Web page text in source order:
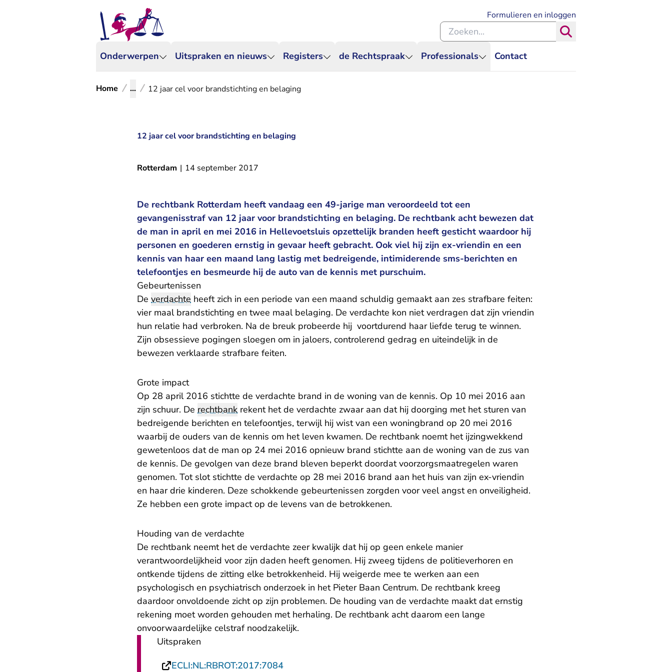
Onderwerpen Uitspraken en nieuws Registers de Rechtspraak Professionals Contact
Formulieren en inloggen
Zoeken binnen de Rechtspraak
Home ... 12 jaar cel voor brandstichting en belaging
12 jaar cel voor brandstichting en belaging
Rotterdam | 14 september 2017
De rechtbank Rotterdam heeft vandaag een 49-jarige man veroordeeld tot een
gevangenisstraf van 12 jaar voor brandstichting en belaging. De rechtbank acht bewezen dat
de man in april en mei 2016 in Hellevoetsluis opzettelijk branden heeft gesticht waardoor hij
personen en goederen ernstig in gevaar heeft gebracht. Ook viel hij zijn ex-vriendin en een
kennis van haar een maand lang lastig met bedreigende, intimiderende sms-berichten en
telefoontjes en besmeurde hij de auto van de kennis met purschuim.
Gebeurtenissen
De verdachte heeft zich in een periode van een maand schuldig gemaakt aan zes strafbare feiten:
vier maal brandstichting en twee maal belaging. De verdachte kon niet verdragen dat zijn vriendin
hun relatie had verbroken. Na de breuk probeerde hij voortdurend haar liefde terug te winnen.
Zijn obsessieve pogingen sloegen om in jaloers, controlerend gedrag en uiteindelijk in de
bewezen verklaarde strafbare feiten.
Grote impact
Op 28 april 2016 stichtte de verdachte brand in de woning van de kennis. Op 10 mei 2016 aan
zijn schuur. De rechtbank rekent het de verdachte zwaar aan dat hij doorging met het sturen van
bedreigende berichten en telefoontjes, terwijl hij wist van een woningbrand op 20 mei 2016
waarbij de ouders van de kennis om het leven kwamen. De rechtbank noemt het ijzingwekkend
gewetenloos dat de man op 24 mei 2016 opnieuw brand stichtte aan de woning van de zus van
de kennis. De gevolgen van deze brand bleven beperkt doordat voorzorgsmaatregelen waren
genomen. Tot slot stichtte de verdachte op 28 mei 2016 brand aan het huis van zijn ex-vriendin
en haar drie kinderen. Deze schokkende gebeurtenissen zorgden voor veel angst en onveiligheid.
Ze hebben een grote impact op de levens van de betrokkenen.
Houding van de verdachte
De rechtbank neemt het de verdachte zeer kwalijk dat hij op geen enkele manier
verantwoordelijkheid voor zijn daden heeft genomen. Hij zweeg tijdens de politieverhoren en
ontkende tijdens de zitting elke betrokkenheid. Hij weigerde mee te werken aan een
psychologisch en psychiatrisch onderzoek in het Pieter Baan Centrum. De rechtbank kreeg
daardoor onvoldoende zicht op zijn problemen. De houding van de verdachte maakt dat ernstig
rekening moet worden gehouden met herhaling. De rechtbank acht daarom een lange
onvoorwaardelijke celstraf noodzakelijk.
Uitspraken
ECLI:NL:RBROT:2017:7084- U verlaat Rechtspraak.nl